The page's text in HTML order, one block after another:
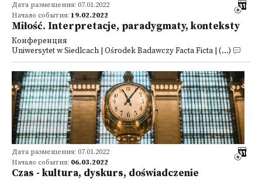
Дата размещения: 07.01.2022
Начало события: 19.02.2022
Miłość. Interpretacje, paradygmaty, konteksty
Конференция
Uniwersytet w Siedlcach | Ośrodek Badawczy Facta Ficta | (...)
Дата размещения: 07.01.2022
Начало события: 06.03.2022
Czas - kultura, dyskurs, doświadczenie